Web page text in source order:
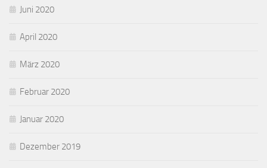
Juni 2020
April 2020
März 2020
Februar 2020
Januar 2020
Dezember 2019